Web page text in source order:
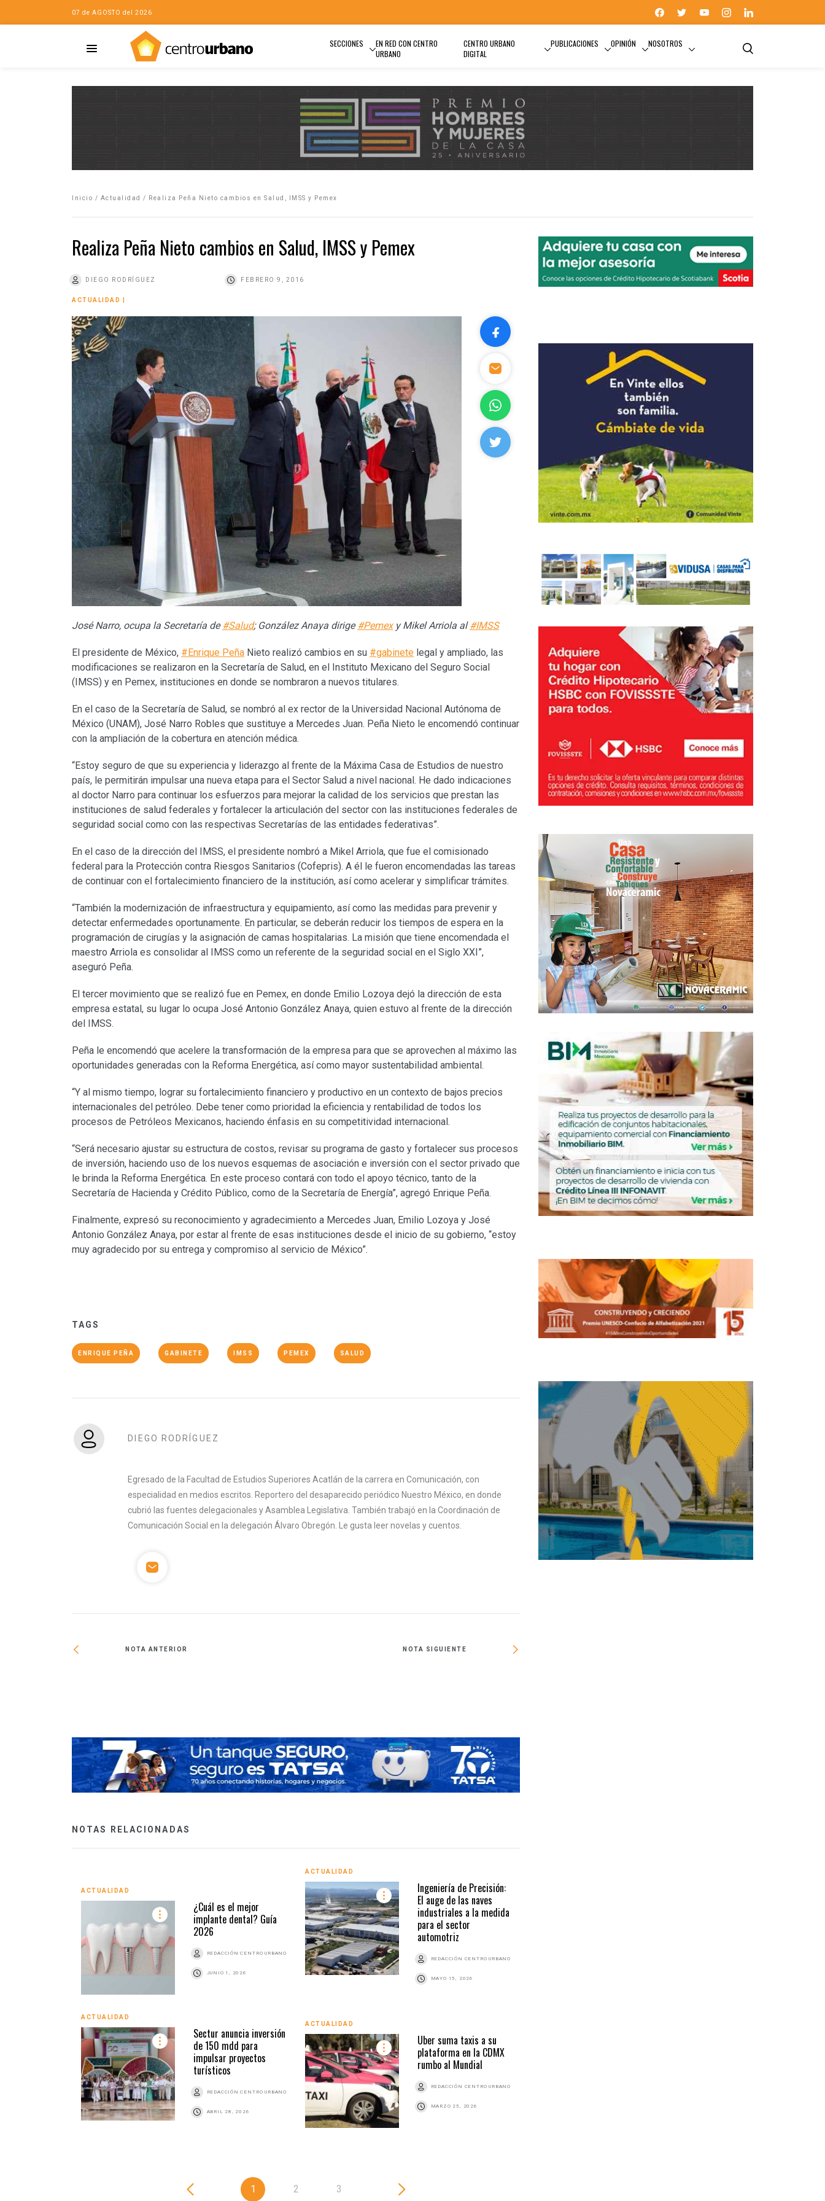
07 de AGOSTO del 2026
SECCIONES
EN RED CON CENTRO
URBANO
CENTRO URBANO
DIGITAL
PUBLICACIONES OPINIÓN NOSOTROS
Inicio / Actualidad / Realiza Peña Nieto cambios en Salud, IMSS y Pemex
Realiza Peña Nieto cambios en Salud, IMSS y Pemex
DIEGO RODRÍGUEZ FEBRERO 9, 2016
ACTUALIDAD
José Narro, ocupa la Secretaría de#Salud; González Anaya dirige#Pemexy Mikel Arriola al#IMSS
El presidente de México, #Enrique Peña Nieto realizó cambios en su #gabinete legal y ampliado, las
modificaciones se realizaron en la Secretaría de Salud, en el Instituto Mexicano del Seguro Social
(IMSS) y en Pemex, instituciones en donde se nombraron a nuevos titulares.
En el caso de la Secretaría de Salud, se nombró al ex rector de la Universidad Nacional Autónoma de
México (UNAM), José Narro Robles que sustituye a Mercedes Juan. Peña Nieto le encomendó continuar
con la ampliación de la cobertura en atención médica.
“Estoy seguro de que su experiencia y liderazgo al frente de la Máxima Casa de Estudios de nuestro
país, le permitirán impulsar una nueva etapa para el Sector Salud a nivel nacional. He dado indicaciones
al doctor Narro para continuar los esfuerzos para mejorar la calidad de los servicios que prestan las
instituciones de salud federales y fortalecer la articulación del sector con las instituciones federales de
seguridad social como con las respectivas Secretarías de las entidades federativas”.
En el caso de la dirección del IMSS, el presidente nombró a Mikel Arriola, que fue el comisionado
federal para la Protección contra Riesgos Sanitarios (Cofepris). A él le fueron encomendadas las tareas
de continuar con el fortalecimiento financiero de la institución, así como acelerar y simplificar trámites.
“También la modernización de infraestructura y equipamiento, así como las medidas para prevenir y
detectar enfermedades oportunamente. En particular, se deberán reducir los tiempos de espera en la
programación de cirugías y la asignación de camas hospitalarias. La misión que tiene encomendada el
maestro Arriola es consolidar al IMSS como un referente de la seguridad social en el Siglo XXI”,
aseguró Peña.
El tercer movimiento que se realizó fue en Pemex, en donde Emilio Lozoya dejó la dirección de esta
empresa estatal, su lugar lo ocupa José Antonio González Anaya, quien estuvo al frente de la dirección
del IMSS.
Peña le encomendó que acelere la transformación de la empresa para que se aprovechen al máximo las
oportunidades generadas con la Reforma Energética, así como mayor sustentabilidad ambiental.
“Y al mismo tiempo, lograr su fortalecimiento financiero y productivo en un contexto de bajos precios
internacionales del petróleo. Debe tener como prioridad la eficiencia y rentabilidad de todos los
procesos de Petróleos Mexicanos, haciendo énfasis en su competitividad internacional.
“Será necesario ajustar su estructura de costos, revisar su programa de gasto y fortalecer sus procesos
de inversión, haciendo uso de los nuevos esquemas de asociación e inversión con el sector privado que
le brinda la Reforma Energética. En este proceso contará con todo el apoyo técnico, tanto de la
Secretaría de Hacienda y Crédito Público, como de la Secretaría de Energía”, agregó Enrique Peña.
Finalmente, expresó su reconocimiento y agradecimiento a Mercedes Juan, Emilio Lozoya y José
Antonio González Anaya, por estar al frente de esas instituciones desde el inicio de su gobierno, “estoy
muy agradecido por su entrega y compromiso al servicio de México”.
TAGS
ENRIQUE PEÑA GABINETE IMSS PEMEX SALUD
DIEGO RODRÍGUEZ
Egresado de la Facultad de Estudios Superiores Acatlán de la carrera en Comunicación, con
especialidad en medios escritos. Reportero del desaparecido periódico Nuestro México, en donde
cubrió las fuentes delegacionales y Asamblea Legislativa. También trabajó en la Coordinación de
Comunicación Social en la delegación Álvaro Obregón. Le gusta leer novelas y cuentos.
NOTA ANTERIOR NOTA SIGUIENTE
NOTAS RELACIONADAS
ACTUALIDAD
¿Cuál es el mejor
implante dental? Guía
2026
REDACCIÓN CENTRO URBANO
JUNIO 1, 2026
ACTUALIDAD
Ingeniería de Precisión:
El auge de las naves
industriales a la medida
para el sector
automotriz
REDACCIÓN CENTRO URBANO
MAYO 15, 2026
ACTUALIDAD
Sectur anuncia inversión
de 150 mdd para
impulsar proyectos
turísticos
REDACCIÓN CENTRO URBANO
ABRIL 28, 2026
ACTUALIDAD
Uber suma taxis a su
plataforma en la CDMX
rumbo al Mundial
REDACCIÓN CENTRO URBANO
MARZO 25, 2026
1 2 3